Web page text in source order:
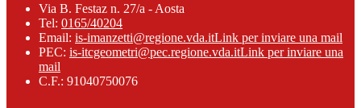
Via B. Festaz n. 27/a - Aosta
Tel: 0165/40204
Email: is-imanzetti@regione.vda.itLink per inviare una mail
PEC: is-itcgeometri@pec.regione.vda.itLink per inviare una
mail
C.F.: 91040750076